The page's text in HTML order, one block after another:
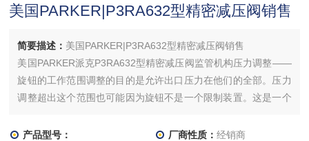
美国PARKER|P3RA632型精密减压阀销售
简要描述： 美国PARKER|P3RA632型精密减压阀销售
美国PARKER派克P3RA632型精密减压阀监管机构压力调整——
旋钮的工作范围调整的目的是允许出口压力在他们的全部。压力
调整超出这个范围也可能因为旋钮不是一个限制装置。这是一个
别的设计。减压阀的是靠阀内流道对水流的局部阻力降低水压，
产品型号： 厂商性质： 经销商